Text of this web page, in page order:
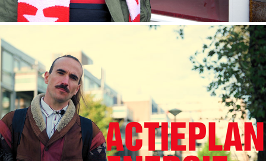
SP - ACTIEPLAN ENERGIEARMOEDE
03/11/2020